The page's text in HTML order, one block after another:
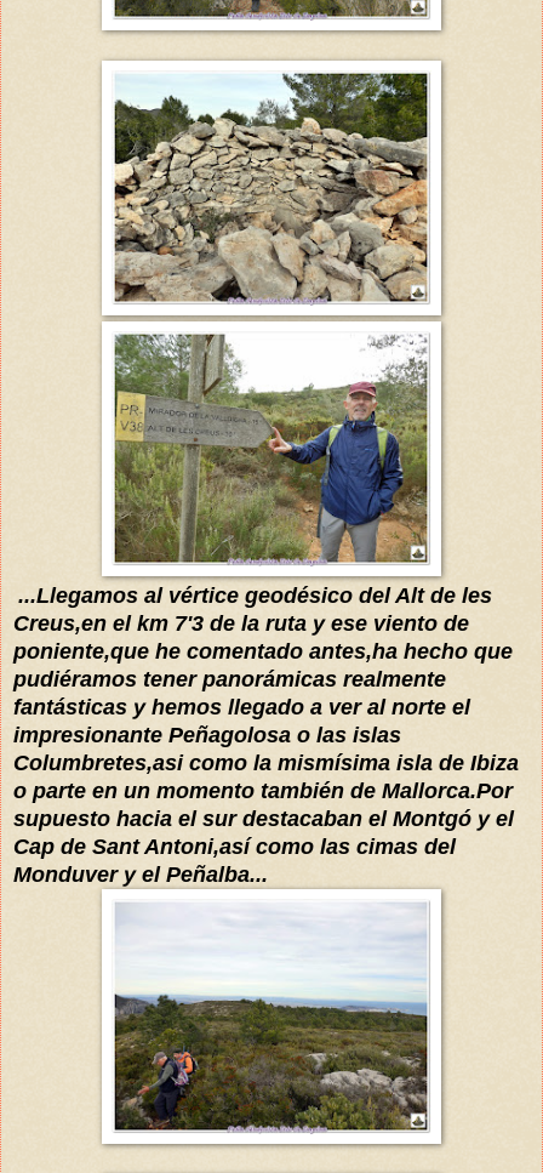
...Llegamos al vértice geodésico del Alt de les
Creus,en el km 7'3 de la ruta y ese viento de
poniente,que he comentado antes,ha hecho que
pudiéramos tener panorámicas realmente
fantásticas y hemos llegado a ver al norte el
impresionante Peñagolosa o las islas
Columbretes,asi como la mismísima isla de Ibiza
o parte en un momento también de Mallorca.Por
supuesto hacia el sur destacaban el Montgó y el
Cap de Sant Antoni,asícomo las cimas del
Monduver y el Peñalba...